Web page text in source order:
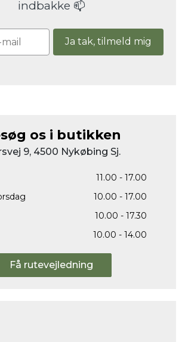
indbakke 📫
Ja tak, tilmeld mig
os i butikken
9, 4500 Nykøbing Sj.
11.00 - 17.00
10.00 - 17.00
10.00 - 17.30
10.00 - 14.00
Få rutevejledning